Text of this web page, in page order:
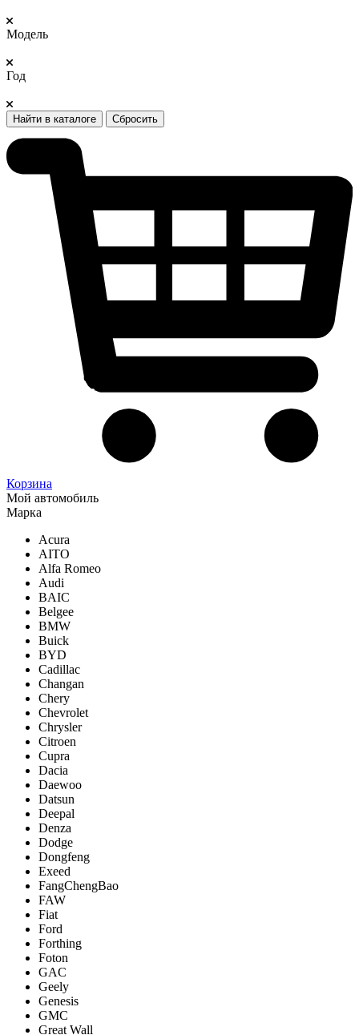
Модель
Год
Найти в каталоге Сбросить
Корзина
Мой автомобиль
Марка
Acura
AITO
Alfa Romeo
Audi
BAIC
Belgee
BMW
Buick
BYD
Cadillac
Changan
Chery
Chevrolet
Chrysler
Citroen
Cupra
Dacia
Daewoo
Datsun
Deepal
Denza
Dodge
Dongfeng
Exeed
FangChengBao
FAW
Fiat
Ford
Forthing
Foton
GAC
Geely
Genesis
GMC
Great Wall